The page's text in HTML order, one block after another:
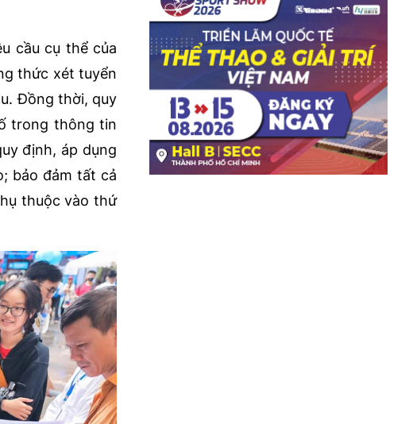
cầu cụ thể của
thức xét tuyển
Đồng thời, quy
trong thông tin
định, áp dụng
bảo đảm tất cả
thuộc vào thứ